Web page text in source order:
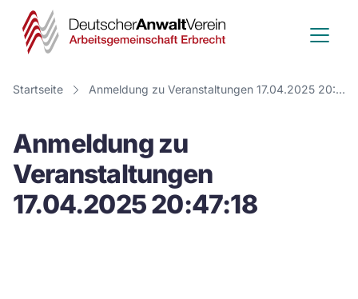
Deutscher
Anwalt
Verein
Startseite Anmeldung zu Veranstaltungen 17.04.2025 20:47:18
Anmeldung zu
Veranstaltungen
17.04.2025 20:47:18